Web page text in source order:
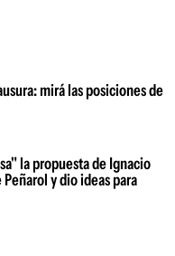
mirá las posiciones de
la propuesta de Ignacio
y dio ideas para